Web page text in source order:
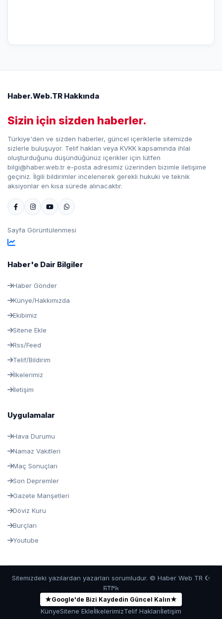
Haber.Web.TR Hakkında
Sizin için sizden haberler.
Türkiye'den ve sizden haberler, güncel içeriklerle sitemizde
sizlerle buluşuyor. Telif hakları veya KVKK kapsamında ihlal
oluşturduğunu düşündüğünüz içerikler için lütfen
bilgi@haber.web.tr e-posta adresimiz üzerinden bizimle iletişime
geçiniz. İlgili bildirimler incelenerek gerekli hukuki ve teknik
aksiyonlar en kısa sürede alınacaktır.
Sayfa Görüntülenmesi
Haber'e Dair Bilgiler
Haber Gönder
Künye/Hakkımızda
Ekibimiz
Sitene Ekle
Rss/Feed
Telif/Bildirim
İlkelerimiz
İletişim
Uygulamalar
Hava Durumu
Namaz Vakitleri
Maç Sonuçları
Son Depremler
Gazete Manşetleri
Döviz Kuru
Burçları
Youtube
Sitemizdeki yazılardan yazarları sorumludur. © Haber Web TR ☪
𐱅𐰇𐰼𐰰
★Google'de Bizi Kaydedin Güncel Kalın★
KünyeSitene EkleİlkelerimizTelif Haklarıİletişim